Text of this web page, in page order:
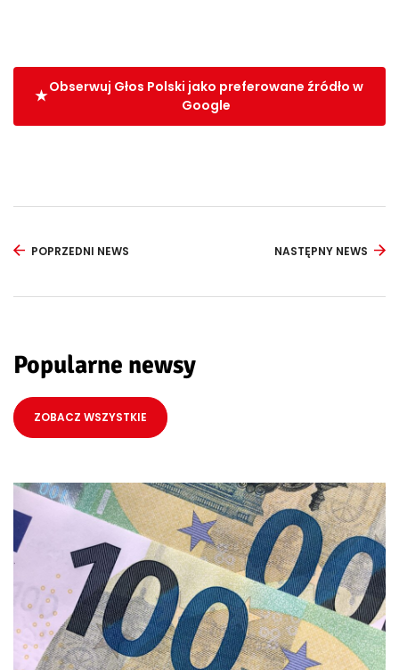
Obserwuj Głos Polski jako preferowane źródło w
Google
POPRZEDNI NEWS NASTĘPNY NEWS
Popularne newsy
ZOBACZ WSZYSTKIE